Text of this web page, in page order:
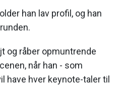
han lav profil, og han
og råber opmuntrende
når han - som
have hver keynote-taler til